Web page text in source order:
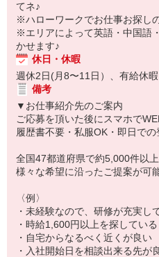
てネ♪
※ハローワークでお仕事お探し
※エリアによって英語・中国語
かせます♪
休日・休暇
週休2日(月8〜11日）、有給休暇
備考
▼お仕事紹介先のご案内
ご応募を頂いた後にスマホで
履歴書不要・私服OK・即日で
全国47都道府県で約5,000件以
様々な希望に沿ったご提案が可能
〈例〉
・未経験なので、研修が充実し
・時給1,600円以上を探している
・自宅からなるべく近くが良い
・入社開始日を相談出来る先が